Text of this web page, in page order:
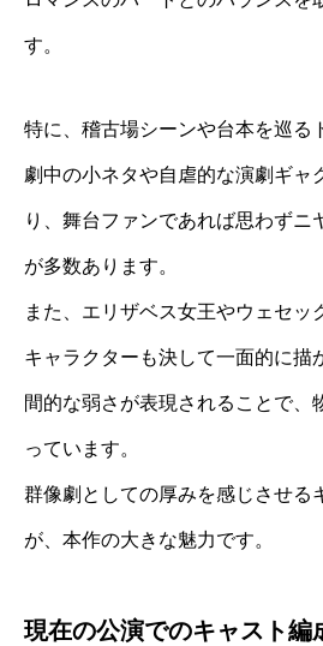
す。
特に、稽古場シーンや台本を巡る
劇中の小ネタや自虐的な演劇ギャ
り、舞台ファンであれば思わずニ
が多数あります。
また、エリザベス女王やウェセッ
キャラクターも決して一面的に描
間的な弱さが表現されることで、
っています。
群像劇としての厚みを感じさせる
が、本作の大きな魅力です。
現在の公演でのキャスト編